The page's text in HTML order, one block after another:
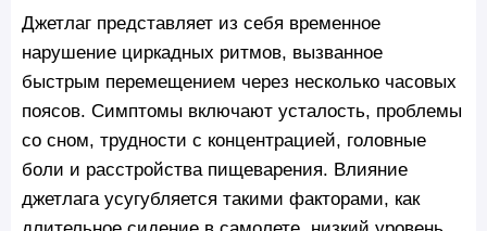
Джетлаг представляет из себя временное
нарушение циркадных ритмов, вызванное
быстрым перемещением через несколько часовых
поясов. Симптомы включают усталость, проблемы
со сном, трудности с концентрацией, головные
боли и расстройства пищеварения. Влияние
джетлага усугубляется такими факторами, как